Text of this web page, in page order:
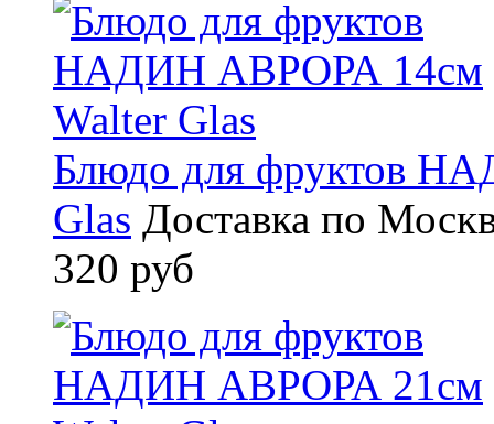
Блюдо для фруктов
Glas Доставка по
320 руб